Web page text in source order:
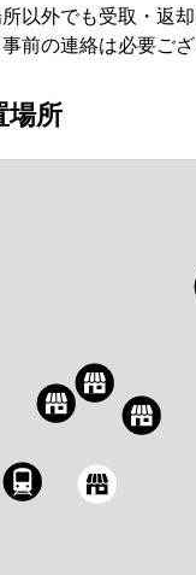
以外でも受取・返
前の連絡は必要ござ
場所